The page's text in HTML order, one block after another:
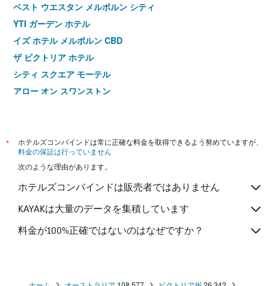
ベスト ウエスタン メルボルン シティ
YTI ガーデン ホテル
イズ ホテル メルボルン CBD
ザ ビクトリア ホテル
シティ スクエア モーテル
アロー オン スワンストン
マイアミ ホテル メルボルン
イビス メルボルン セントラル
イビス メルボルン ホテル アンド アパートメンツ
コスモポリタン ホテル アンド アパートメンツ
バーヴェイル ホテル
エッセンス ホテル カールトン
*
ホテルズコンバインドは常に正確な料金を取得できるよう努めていますが、
料金の保証は行っていません
次のような理由があります。
ホテルズコンバインドは販売者ではありません
KAYAKは大量のデータを集積しています
料金が100%正確ではないのはなぜですか？